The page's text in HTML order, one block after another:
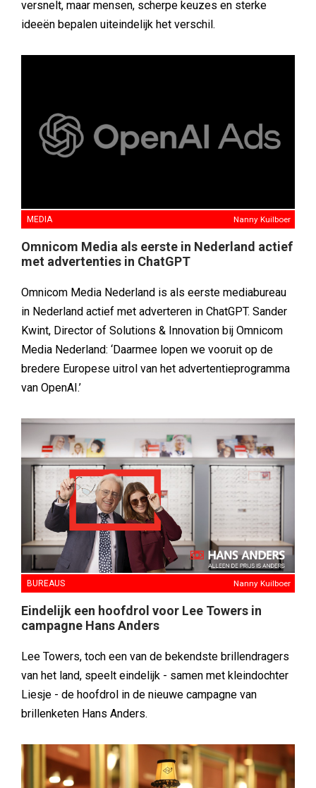
versnelt, maar mensen, scherpe keuzes en sterke
ideeën bepalen uiteindelijk het verschil.
MEDIA Nanny Kuilboer
Omnicom Media als eerste in Nederland actief
met advertenties in ChatGPT
Omnicom Media Nederland is als eerste mediabureau
in Nederland actief met adverteren in ChatGPT. Sander
Kwint, Director of Solutions & Innovation bij Omnicom
Media Nederland: ‘Daarmee lopen we vooruit op de
bredere Europese uitrol van het advertentieprogramma
van OpenAI.’
BUREAUS Nanny Kuilboer
Eindelijk een hoofdrol voor Lee Towers in
campagne Hans Anders
Lee Towers, toch een van de bekendste brillendragers
van het land, speelt eindelijk - samen met kleindochter
Liesje - de hoofdrol in de nieuwe campagne van
brillenketen Hans Anders.